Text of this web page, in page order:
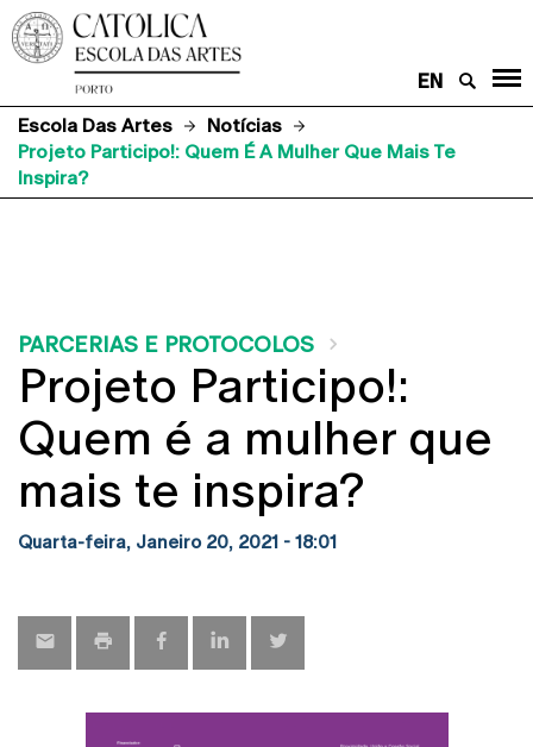
EN
Escola Das Artes
Notícias
Projeto Participo!: Quem É A Mulher Que Mais Te
Inspira?
PARCERIAS E PROTOCOLOS
Projeto Participo!:
Quem é a mulher que
mais te inspira?
Quarta-feira, Janeiro 20, 2021 - 18:01